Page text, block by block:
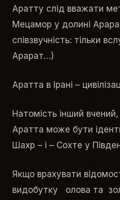
Аратту слід вважати
Мецамор у долині
співзвучність: тільки
Арарат…)
Аратта в Ірані –
Натомість інший
Аратта може бути
Шахр – і – Сохте у
Якщо врахувати
видобутку олова та